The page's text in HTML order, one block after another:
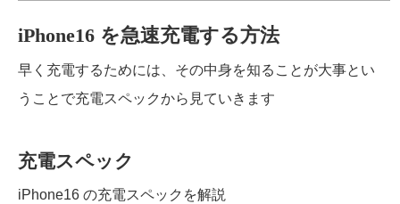
iPhone16 を急速充電する方法
早く充電するためには、その中身を知ることが大事とい
うことで充電スペックから見ていきます
充電スペック
iPhone16 の充電スペックを解説